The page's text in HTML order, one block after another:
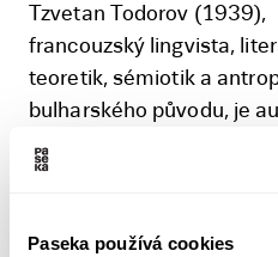
Paseka používá cookies
Tzvetan Todorov (1939),
francouzský lingvista,
teoretik, sémiotik a
bulharského původu, je
nichž byly do češtiny
Ameriky (1982, č.
Úvod do fantastické